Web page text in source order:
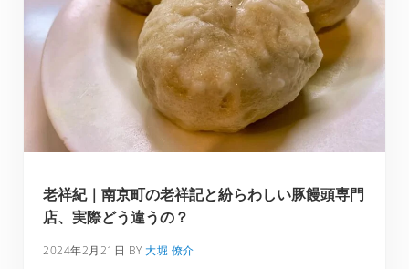
老祥紀｜南京町の老祥記と紛らわしい豚饅頭専門
店、実際どう違うの？
2024年2月21日 BY大堀 僚介